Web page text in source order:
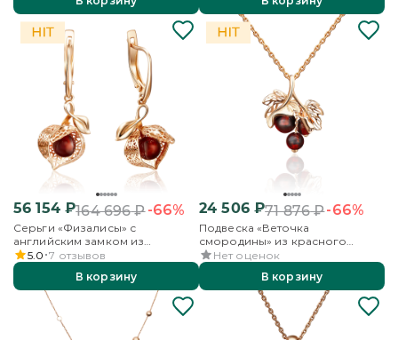
56 154₽164 696₽-66%
Серьги «Физалисы» с
английским замком из
красного золота с янтарём
5.0 7 отзывов
В корзину
24 506₽71 876₽-66%
Подвеска «Веточка
смородины» из красного
золота с янтарём
Нет оценок
В корзину